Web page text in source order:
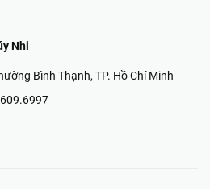
Nhi
Bình Thạnh, TP. Hồ Chí Minh